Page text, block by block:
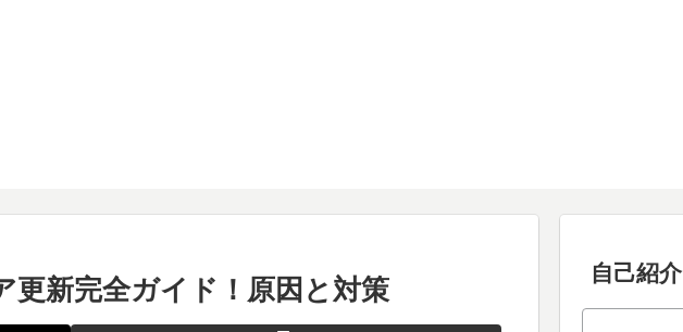
新完全ガイド！原因と対策
自己紹介